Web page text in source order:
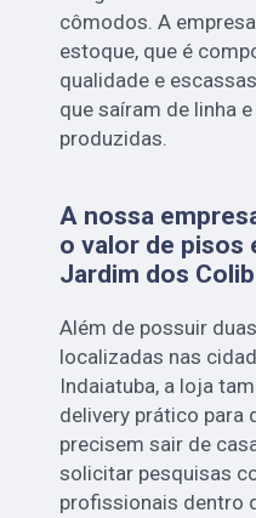
cômodos. A
estoque, que é
qualidade e
que saíram de linha
produzidas.
A nossa
o valor de pisos
Jardim dos
Além de possuir
localizadas nas
Indaiatuba, a loja
delivery prático para
precisem sair de
solicitar pesquisas
profissionais dentro